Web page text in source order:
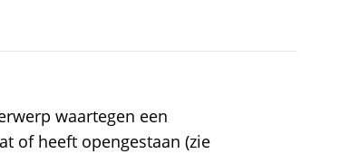
waartegen een
of heeft opengestaan (zie